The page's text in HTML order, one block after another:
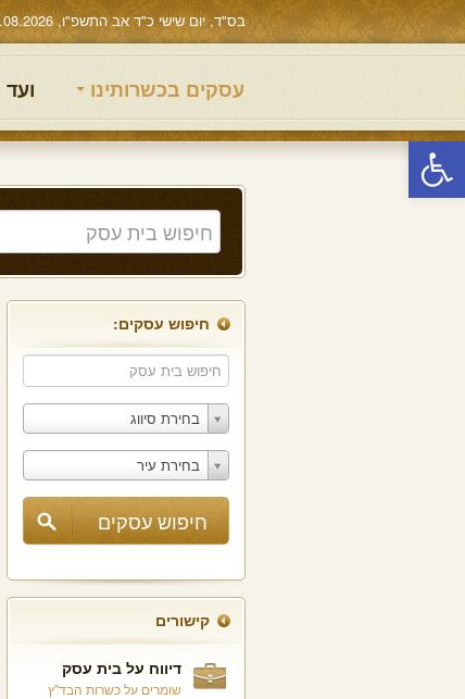
פתח סרגל נגישות
בס"ד, יום שישי כ"ד אב התשפ"ו, 07.08.2026
עסקים בכשרותינו
חיפוש עסקים:
בחירת סיווג
בחירת עיר
קישורים
דיווח על בית עסק
שומרים על כשרות הבד"ץ